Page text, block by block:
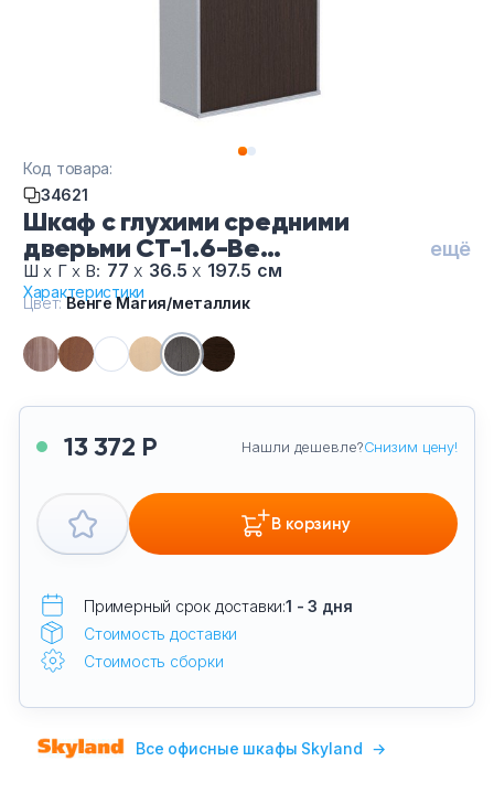
Шкаф с глухими средними
дверьми СТ-1.6-Ве
Магияметаллик, цвет Венге
Магия/металлик
ещё
Шх Г х В: 77х 36.5х 197.5 см
Характеристики
Код товара:
34621
13 372 Р Нашли дешевле?Снизим цену!
В корзину
Примерный срок доставки:1 - 3 дня
Стоимость доставки
Стоимость сборки
Цвет:Венге Магия/металлик
Все офисные шкафы Skyland →
Обеденная зона
Искусственные растения
Кашпо